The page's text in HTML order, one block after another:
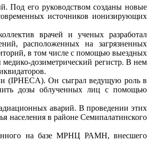
Под его руководством созданы новые
источников ионизирующих
врачей и ученых разработал
расположенных на загрязненных
в том числе с помощью выездных
дозиметрический регистр. В нем
(IPHECA). Он сыграл ведущую роль в
дозы облученных лиц с помощью
аварий. В проведении этих
населения в районе Семипалатинского
на базе МРНЦ РАМН, внесшего